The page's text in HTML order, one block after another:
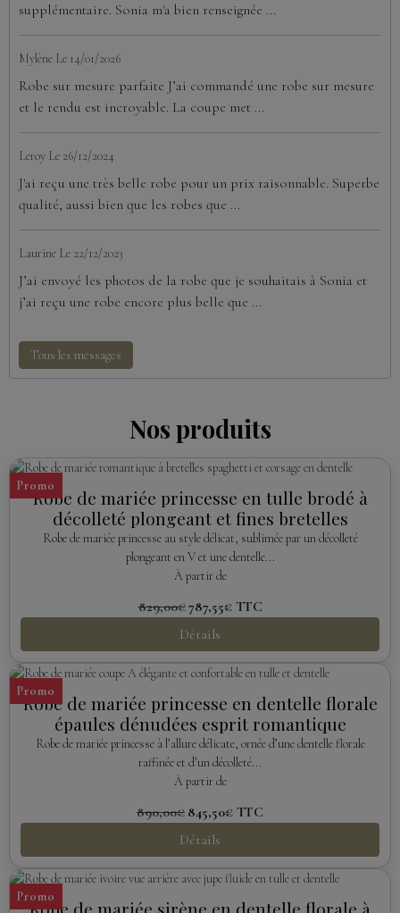
supplémentaire. Sonia m'a bien renseignée ...
Mylène Le 14/01/2026
Robe sur mesure parfaite J’ai commandé une robe sur mesure
et le rendu est incroyable. La coupe met ...
Leroy Le 26/12/2024
J'ai reçu une très belle robe pour un prix raisonnable. Superbe
qualité, aussi bien que les robes que ...
Laurine Le 22/12/2023
J’ai envoyé les photos de la robe que je souhaitais à Sonia et
j’ai reçu une robe encore plus belle que ...
Tous les messages
Nos produits
Promo
Robe de mariée princesse en tulle brodé à
décolleté plongeant et fines bretelles
Robe de mariée princesse au style délicat, sublimée par un décolleté
plongeant en V et une dentelle...
À partir de
829,00€787,55€ TTC
Détails
Promo
Robe de mariée princesse en dentelle florale
épaules dénudées esprit romantique
Robe de mariée princesse à l’allure délicate, ornée d’une dentelle florale
raffinée et d’un décolleté...
À partir de
890,00€ 845,50€ TTC
Détails
Promo